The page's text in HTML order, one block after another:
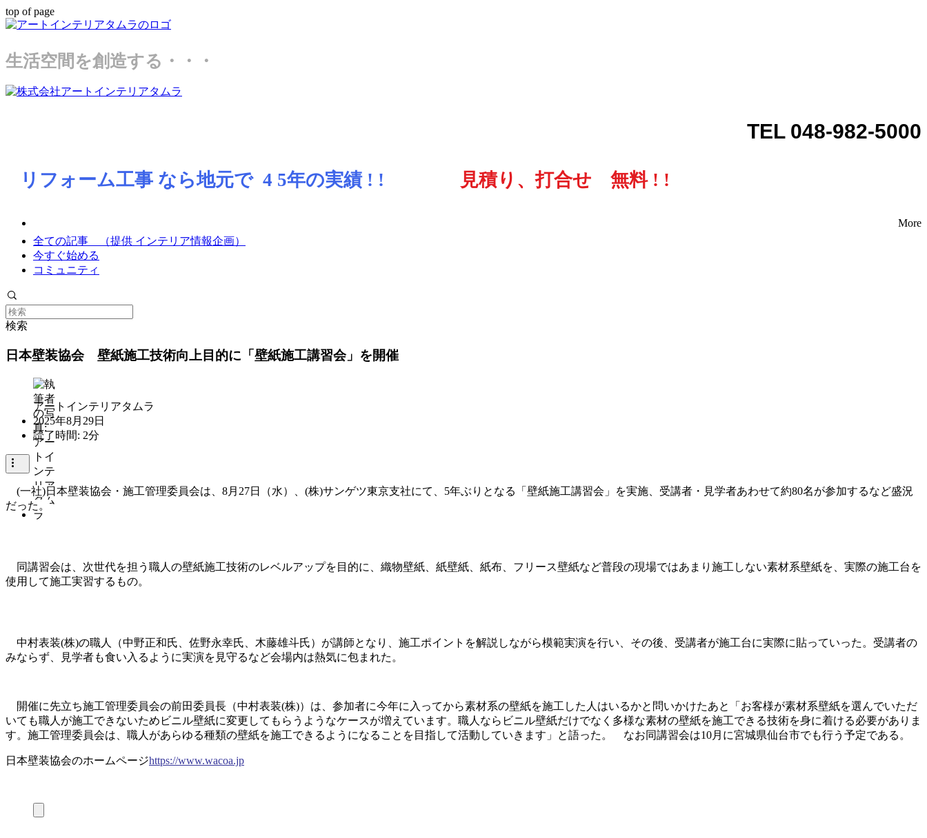
top of page
生活空間を創造する・・・
TEL 048-982-5000
リフォーム工事 なら地元で 4 5年の実績 ! ! 見積り、打合せ 無料 ! !
More
全ての記事 （提供 インテリア情報企画）
今すぐ始める
コミュニティ
検索
日本壁装協会 壁紙施工技術向上目的に「壁紙施工講習会」を開催
アートインテリアタムラ
2025年8月29日
読了時間: 2分
(一社)日本壁装協会・施工管理委員会は、8月27日（水）、(株)サンゲツ東京支社にて、5年ぶりとなる「壁紙施工講習会」を実施、受講者・見学者あわせて約80名が参加するなど盛況
だった。
同講習会は、次世代を担う職人の壁紙施工技術のレベルアップを目的に、織物壁紙、紙壁紙、紙布、フリース壁紙など普段の現場ではあまり施工しない素材系壁紙を、実際の施工台を
使用して施工実習するもの。
中村表装(株)の職人（中野正和氏、佐野永幸氏、木藤雄斗氏）が講師となり、施工ポイントを解説しながら模範実演を行い、その後、受講者が施工台に実際に貼っていった。受講者の
みならず、見学者も食い入るように実演を見守るなど会場内は熱気に包まれた。
開催に先立ち施工管理委員会の前田委員長（中村表装(株)）は、参加者に今年に入ってから素材系の壁紙を施工した人はいるかと問いかけたあと「お客様が素材系壁紙を選んでいただ
いても職人が施工できないためビニル壁紙に変更してもらうようなケースが増えています。職人ならビニル壁紙だけでなく多様な素材の壁紙を施工できる技術を身に着ける必要がありま
す。施工管理委員会は、職人があらゆる種類の壁紙を施工できるようになることを目指して活動していきます」と語った。 なお同講習会は10月に宮城県仙台市でも行う予定である。
日本壁装協会のホームページhttps://www.wacoa.jp